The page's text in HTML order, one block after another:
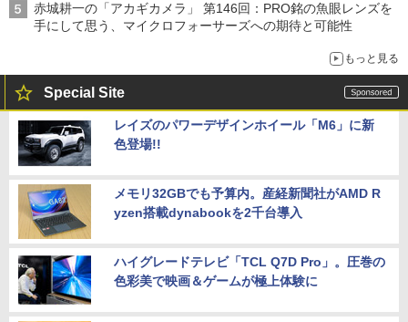
赤城耕一の「アカギカメラ」 第146回：PRO銘の魚眼レンズを
手にして思う、マイクロフォーサーズへの期待と可能性
もっと見る
Special Site
レイズのパワーデザインホイール「M6」に新
色登場!!
メモリ32GBでも予算内。産経新聞社がAMD R
yzen搭載dynabookを2千台導入
ハイグレードテレビ「TCL Q7D Pro」。圧巻の
色彩美で映画＆ゲームが極上体験に